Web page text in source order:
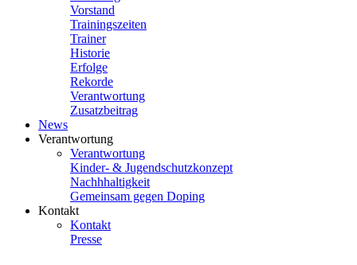
Vorstand
Trainingszeiten
Trainer
Historie
Erfolge
Rekorde
Verantwortung
Zusatzbeitrag
News
Verantwortung
Verantwortung
Kinder- & Jugendschutzkonzept
Nachhhaltigkeit
Gemeinsam gegen Doping
Kontakt
Kontakt
Presse